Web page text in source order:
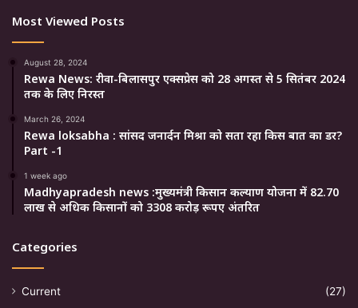
Most Viewed Posts
August 28, 2024
Rewa News: रीवा-बिलासपुर एक्सप्रेस को 28 अगस्त से 5 सितंबर 2024
तक के लिए निरस्त
March 26, 2024
Rewa loksabha : सांसद जनार्दन मिश्रा को सता रहा किस बात का डर?
Part -1
1 week ago
Madhyapradesh news :मुख्यमंत्री किसान कल्याण योजना में 82.70
लाख से अधिक किसानों को 3308 करोड़ रूपए अंतरित
Categories
Current (27)